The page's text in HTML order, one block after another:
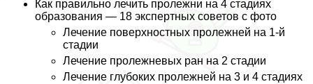
Как правильно лечить пролежни на 4 стадиях
образования — 18 экспертных советов с фото
Лечение поверхностных пролежней на 1-й
стадии
Лечение пролежневых ран на 2 стадии
Лечение глубоких пролежней на 3 и 4 стадиях